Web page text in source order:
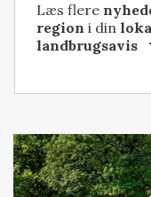
Læs flere
region i din
landbrugsavis